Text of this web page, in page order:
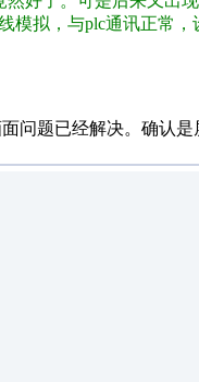
模拟，与plc通讯正常
问题已经解决。确认是